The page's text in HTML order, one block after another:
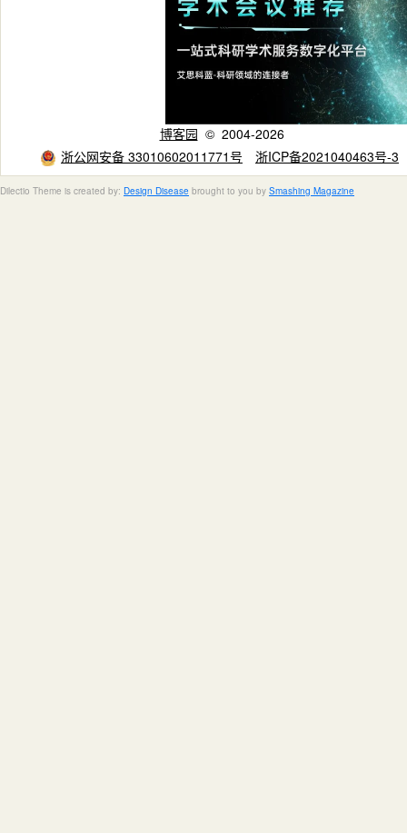
博客园 © 2004-2026
浙公网安备 33010602011771号
浙ICP备2021040463号-3
Dilectio Theme is created by: Design Disease brought to you by Smashing Magazine